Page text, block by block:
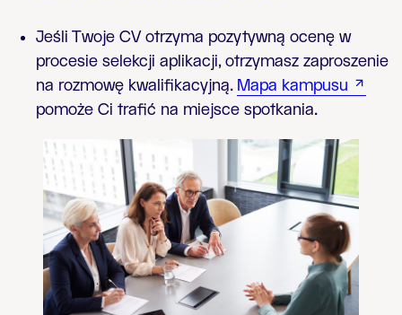
Jeśli Twoje CV otrzyma pozytywną ocenę w
procesie selekcji aplikacji, otrzymasz zaproszenie
na rozmowę kwalifikacyjną. Mapa kampusu
pomoże Ci trafić na miejsce spotkania.